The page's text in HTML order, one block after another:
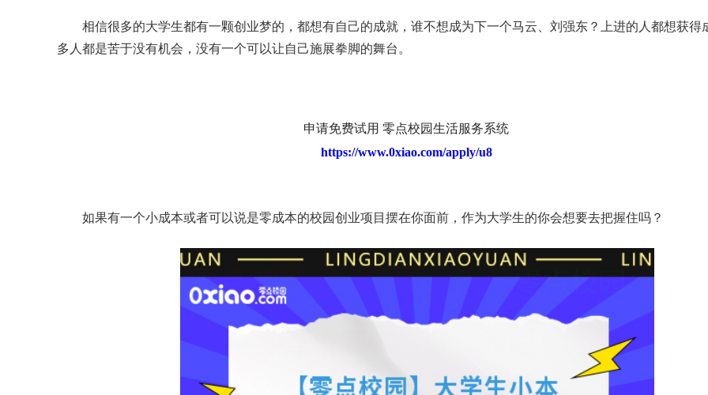
相信很多的大学生都有一颗创业梦的，都想有自己的成就，谁不想成为下一个马云、刘强东？上进的人都想获得
多人都是苦于没有机会，没有一个可以让自己施展拳脚的舞台。
申请免费试用 零点校园生活服务系统
https://www.0xiao.com/apply/u8
如果有一个小成本或者可以说是零成本的校园创业项目摆在你面前，作为大学生的你会想要去把握住吗？